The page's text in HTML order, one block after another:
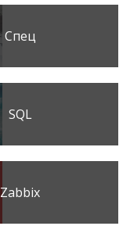
Спец
SQL
Zabbix